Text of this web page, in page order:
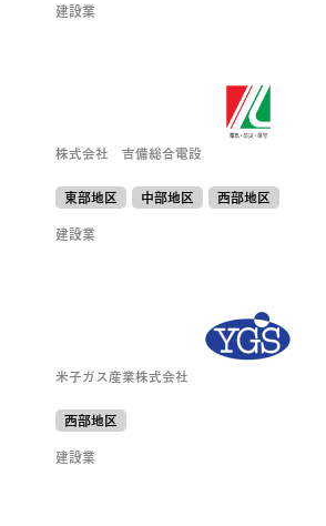
建設業
株式会社 吉備総合電設
東部地区 中部地区
西部地区
建設業
米子ガス産業株式会社
西部地区
建設業